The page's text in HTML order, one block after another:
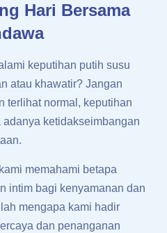
Hari Bersama
keputihan putih susu
atau khawatir? Jangan
terlihat normal, keputihan
ketidakseimbangan
memahami betapa
intim bagi kenyamanan dan
mengapa kami hadir
dan penanganan